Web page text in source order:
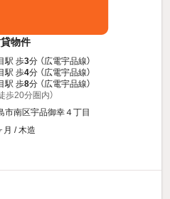
物件
駅 歩3分 （広電宇品線）
駅 歩4分 （広電宇品線）
駅 歩8分 （広電宇品線）
歩20分圏内）
市南区宇品御幸４丁目
月 / 木造